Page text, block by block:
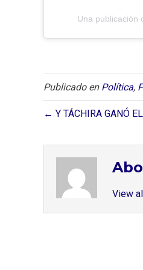
Una publicación
Publicado en Política,
← Y TÁCHIRA GANÓ
View